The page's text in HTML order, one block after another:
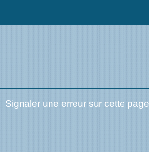
Signaler une erreur sur cette page